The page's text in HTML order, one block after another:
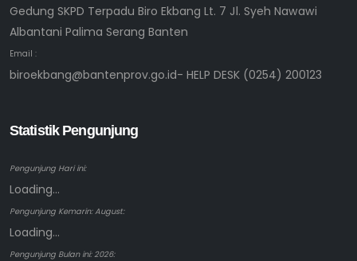
Gedung SKPD Terpadu Biro Ekbang Lt. 7 Jl. Syeh Nawawi
Albantani Palima Serang Banten
Email :
biroekbang@bantenprov.go.id- HELP DESK (0254) 200123
Statistik Pengunjung
Pengunjung Hari ini:
Loading...
Pengunjung Kemarin: August:
Loading...
Pengunjung Bulan ini: 2026: